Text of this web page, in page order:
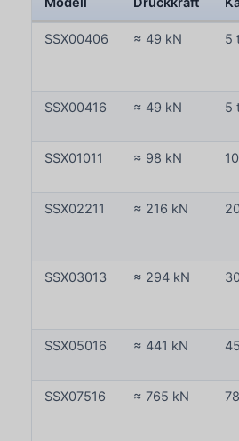
SSX00406 ≈ 49 kN 5
SSX00416 ≈ 49 kN 5
SSX01011 ≈ 98 kN
SSX02211 ≈ 216 kN
SSX03013 ≈ 294 kN
SSX05016 ≈ 441 kN
SSX07516 ≈ 765 kN